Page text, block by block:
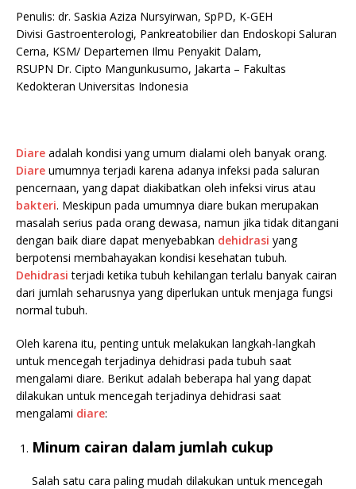
Penulis: dr. Saskia Aziza Nursyirwan, SpPD, K-GEH
Divisi Gastroenterologi, Pankreatobilier dan Endoskopi Saluran
Cerna, KSM/ Departemen Ilmu Penyakit Dalam,
RSUPN Dr. Cipto Mangunkusumo, Jakarta – Fakultas
Kedokteran Universitas Indonesia
Diare adalah kondisi yang umum dialami oleh banyak orang.
Diare umumnya terjadi karena adanya infeksi pada saluran
pencernaan, yang dapat diakibatkan oleh infeksi virus atau
bakteri. Meskipun pada umumnya diare bukan merupakan
masalah serius pada orang dewasa, namun jika tidak ditangani
dengan baik diare dapat menyebabkan dehidrasi yang
berpotensi membahayakan kondisi kesehatan tubuh.
Dehidrasi terjadi ketika tubuh kehilangan terlalu banyak cairan
dari jumlah seharusnya yang diperlukan untuk menjaga fungsi
normal tubuh.
Oleh karena itu, penting untuk melakukan langkah-langkah
untuk mencegah terjadinya dehidrasi pada tubuh saat
mengalami diare. Berikut adalah beberapa hal yang dapat
dilakukan untuk mencegah terjadinya dehidrasi saat
mengalami diare:
Minum cairan dalam jumlah cukup
Salah satu cara paling mudah dilakukan untuk mencegah